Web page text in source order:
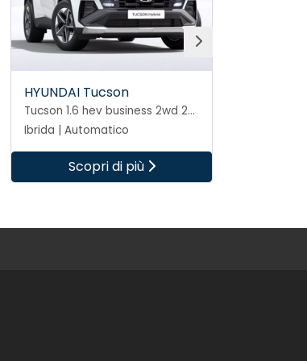
HYUNDAI Tucson
Tucson 1.6 hev business 2wd 239cv auto
Ibrida | Automatico
Scopri di più